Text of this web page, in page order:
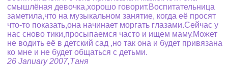
смышлёная девочка,хорошо говорит.Воспитательница
заметила,что на музыкальном занятие, когда её просят
что-то показать,она начинает моргать глазами.Сейчас у
нас сново тики,просыпаемся часто и ищем маму.Может
не водить её в детский сад ,но так она и будет привязана
ко мне и не будет общаться с детьми.
26 January 2007,Таня